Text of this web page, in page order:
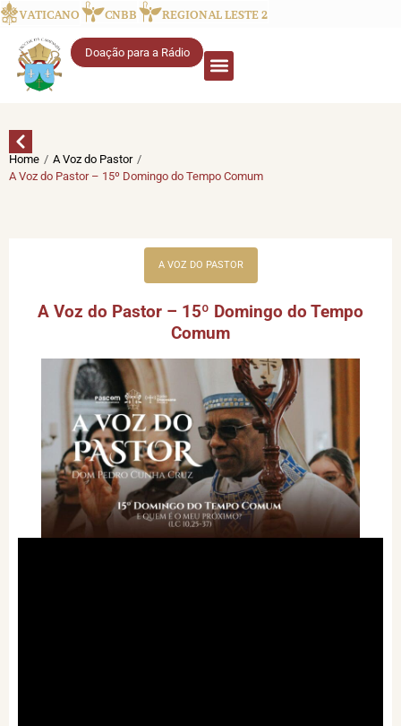
VATICANO CNBB REGIONAL LESTE 2
Doação para a Rádio
Home / A Voz do Pastor /
A Voz do Pastor – 15º Domingo do Tempo Comum
A VOZ DO PASTOR
A Voz do Pastor – 15º Domingo do Tempo
Comum